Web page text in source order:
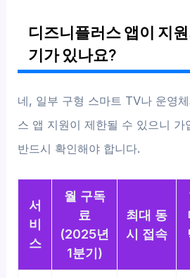
디즈니플러스 앱이 지
기가 있나요?
네, 일부 구형 스마트 TV나 운영
스 앱 지원이 제한될 수 있으니 가
반드시 확인해야 합니다.
서
비
스
월 구독
료
(2025년
1분기)
최대 동
시 접속